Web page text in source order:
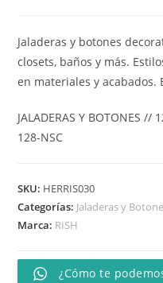
Jaladeras y botones
closets, baños y más.
en materiales y acabados.
JALADERAS Y BOTONES //
128-NSC
SKU: HERRIS030
Categorías: Jaladeras y
Marca: RISH
¿Cómo te